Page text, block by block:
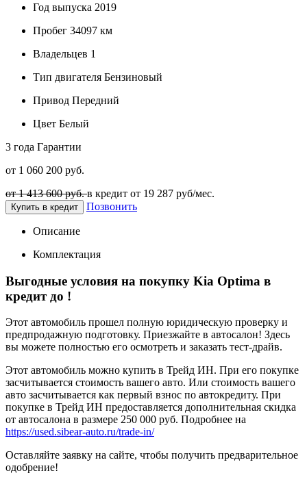
Год выпуска 2019
Пробег 34097 км
Владельцев 1
Тип двигателя Бензиновый
Привод Передний
Цвет Белый
3 года Гарантии
от 1 060 200 руб.
от 1 413 600 руб.в кредит от 19 287 руб/мес.
Купить в кредит Позвонить
Описание
Комплектация
Выгодные условия на покупку Kia Optima в
кредит до !
Этот автомобиль прошел полную юридическую проверку и
предпродажную подготовку. Приезжайте в автосалон! Здесь
вы можете полностью его осмотреть и заказать тест-драйв.
Этот автомобиль можно купить в Трейд ИН. При его покупке
засчитывается стоимость вашего авто. Или стоимость вашего
авто засчитывается как первый взнос по автокредиту. При
покупке в Трейд ИН предоставляется дополнительная скидка
от автосалона в размере 250 000 руб. Подробнее на
https://used.sibear-auto.ru/trade-in/
Оставляйте заявку на сайте, чтобы получить предварительное
одобрение!